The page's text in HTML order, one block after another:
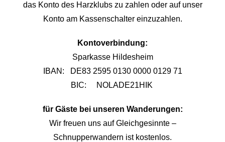
das Konto des Harzklubs zu zahlen oder auf unser
Konto am Kassenschalter einzuzahlen.
Kontoverbindung:
Sparkasse Hildesheim
IBAN: DE83 2595 0130 0000 0129 71
BIC: NOLADE21HIK
für Gäste bei unseren Wanderungen:
Wir freuen uns auf Gleichgesinnte –
Schnupperwandern ist kostenlos.